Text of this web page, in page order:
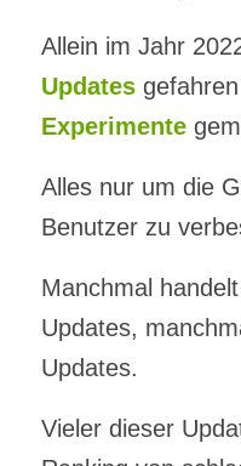
Allein im Jahr
Updatesgefahren
Experimente
Alles nur um die
Benutzer zu
Manchmal
Updates,
Updates.
Vieler dieser